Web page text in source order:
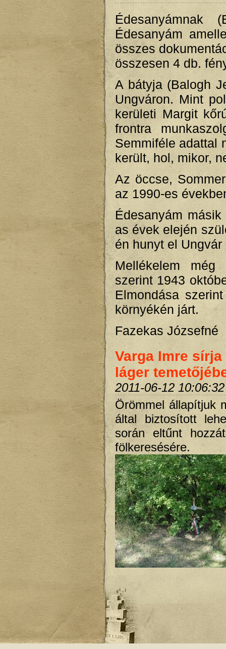
Édesanyámnak
Édesanyám
összes
összesen 4 db.
A bátyja (Balogh
Ungváron. Mint
kerületi Margit
frontra
Semmiféle adattal
került, hol, mikor,
Az öccse,
az 1990-es
Édesanyám
as évek elején
én hunyt el Ungvár
Mellékelem még
szerint 1943
Elmondása
környékén járt.
Fazekas Józsefné
Varga Imre
láger
2011-06-12 10:06:32
Örömmel állapítjuk
által biztosított
során eltűnt
fölkeresésére.